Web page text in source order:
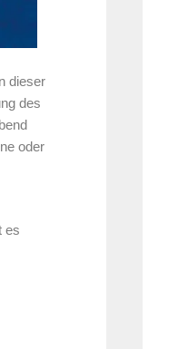
dieser
des
oder
es